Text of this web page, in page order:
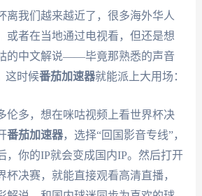
离我们越来越近了，很多海外华人
或者在当地通过电视看，但还是想
的中文解说——毕竟那熟悉的声音
这时候番茄加速器就能派上大用场：
伦多，想在咪咕视频上看世界杯决
番茄加速器，选择“回国影音专线”，
，你的IP就会变成国内IP。然后打开
杯决赛，就能直接观看高清直播，